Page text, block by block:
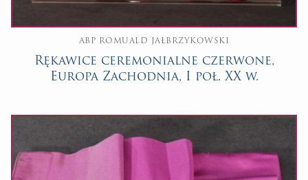
ABP ROMUALD JAŁBRZYKOWSKI
Rękawice ceremonialne czerwone,
Europa Zachodnia, I poł. XX w.